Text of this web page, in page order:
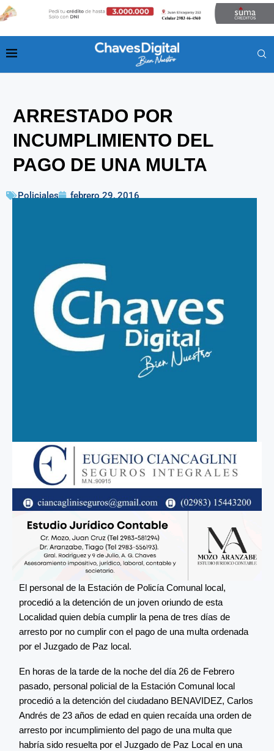
ARRESTADO POR
INCUMPLIMIENTO DEL
PAGO DE UNA MULTA
Policiales febrero 29, 2016
El personal de la Estación de Policía Comunal local,
procedió a la detención de un joven oriundo de esta
Localidad quien debía cumplir la pena de tres días de
arresto por no cumplir con el pago de una multa ordenada
por el Juzgado de Paz local.
En horas de la tarde de la noche del día 26 de Febrero
pasado, personal policial de la Estación Comunal local
procedió a la detención del ciudadano BENAVIDEZ, Carlos
Andrés de 23 años de edad en quien recaída una orden de
arresto por incumplimiento del pago de una multa que
habría sido resuelta por el Juzgado de Paz Local en una